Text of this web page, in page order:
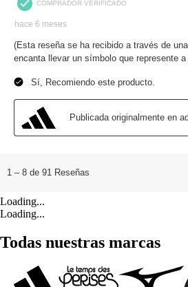
Loading...
Loading...
Todas nuestras marcas